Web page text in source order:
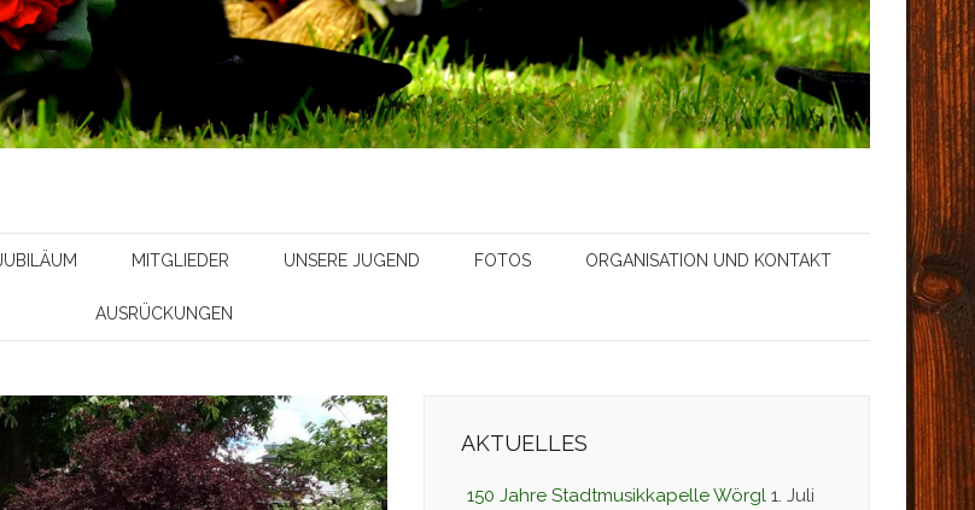
MITGLIEDER UNSERE JUGEND FOTOS ORGANISATION UND KONTAKT
AUSRÜCKUNGEN
AKTUELLES
150 Jahre Stadtmusikkapelle Wörgl 1. Juli